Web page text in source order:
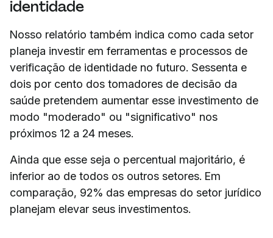
identidade
Nosso relatório também indica como cada setor
planeja investir em ferramentas e processos de
verificação de identidade no futuro. Sessenta e
dois por cento dos tomadores de decisão da
saúde pretendem aumentar esse investimento de
modo "moderado" ou "significativo" nos
próximos 12 a 24 meses.
Ainda que esse seja o percentual majoritário, é
inferior ao de todos os outros setores. Em
comparação, 92% das empresas do setor jurídico
planejam elevar seus investimentos.